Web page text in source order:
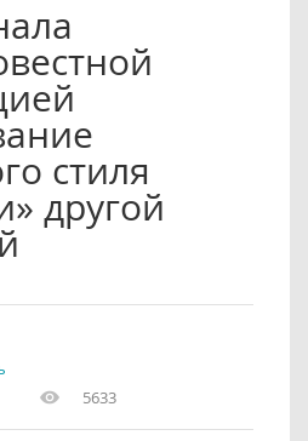
стиля
другой
5633